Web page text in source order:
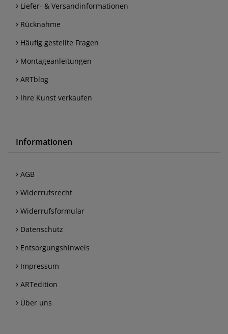
Liefer- & Versandinformationen
Rücknahme
Häufig gestellte Fragen
Montageanleitungen
ARTblog
Ihre Kunst verkaufen
Informationen
AGB
Widerrufsrecht
Widerrufsformular
Datenschutz
Entsorgungshinweis
Impressum
ARTedition
Über uns